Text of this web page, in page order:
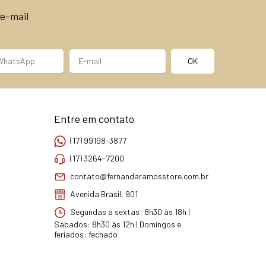
mail
Entre em contato
(17) 99198-3877
(17) 3264-7200
contato@fernandaramosstore.com.br
Avenida Brasil, 901
Segundas à sextas: 8h30 às 18h |
Sábados: 8h30 às 12h | Domingos e
feriados: fechado